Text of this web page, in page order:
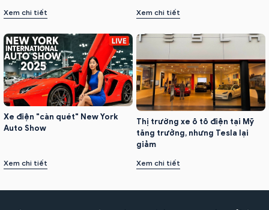
Xem chi tiết Xem chi tiết
Xe điện "càn quét" New York
Auto Show
Xem chi tiết
Thị trường xe ô tô điện tại Mỹ
tăng trưởng, nhưng Tesla lại
giảm
Xem chi tiết